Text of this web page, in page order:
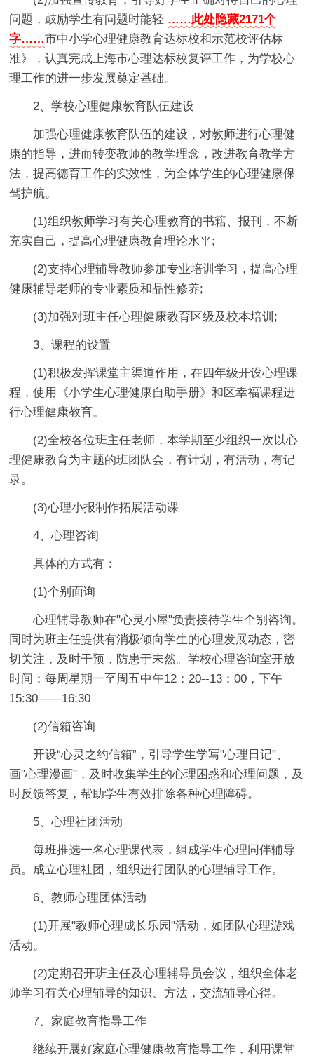
问题，鼓励学生有问题时能轻 ……此处隐藏2171个
字……市中小学心理健康教育达标校和示范校评估标
准》，认真完成上海市心理达标校复评工作，为学校心
理工作的进一步发展奠定基础。
2、学校心理健康教育队伍建设
加强心理健康教育队伍的建设，对教师进行心理健
康的指导，进而转变教师的教学理念，改进教育教学方
法，提高德育工作的实效性，为全体学生的心理健康保
驾护航。
(1)组织教师学习有关心理教育的书籍、报刊，不断
充实自己，提高心理健康教育理论水平;
(2)支持心理辅导教师参加专业培训学习，提高心理
健康辅导老师的专业素质和品性修养;
(3)加强对班主任心理健康教育区级及校本培训;
3、课程的设置
(1)积极发挥课堂主渠道作用，在四年级开设心理课
程，使用《小学生心理健康自助手册》和区幸福课程进
行心理健康教育。
(2)全校各位班主任老师，本学期至少组织一次以心
理健康教育为主题的班团队会，有计划，有活动，有记
录。
(3)心理小报制作拓展活动课
4、心理咨询
具体的方式有：
(1)个别面询
心理辅导教师在"心灵小屋"负责接待学生个别咨询。
同时为班主任提供有消极倾向学生的心理发展动态，密
切关注，及时干预，防患于未然。学校心理咨询室开放
时间：每周星期一至周五中午12：20--13：00，下午
15:30——16:30
(2)信箱咨询
开设“心灵之约信箱”，引导学生学写"心理日记"、
画"心理漫画"，及时收集学生的心理困惑和心理问题，及
时反馈答复，帮助学生有效排除各种心理障碍。
5、心理社团活动
每班推选一名心理课代表，组成学生心理同伴辅导
员。成立心理社团，组织进行团队的心理辅导工作。
6、教师心理团体活动
(1)开展"教师心理成长乐园"活动，如团队心理游戏
活动。
(2)定期召开班主任及心理辅导员会议，组织全体老
师学习有关心理辅导的知识、方法，交流辅导心得。
7、家庭教育指导工作
继续开展好家庭心理健康教育指导工作，利用课堂